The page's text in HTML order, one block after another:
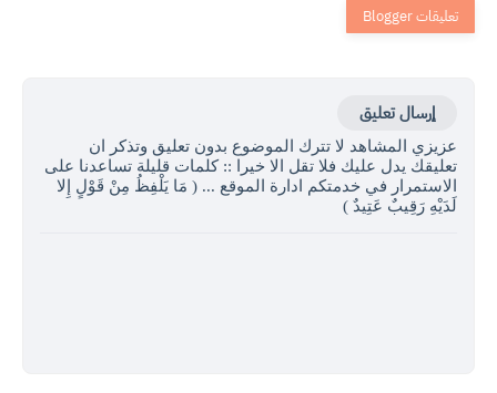
إرسال تعليق
عزيزي المشاهد لا تترك الموضوع بدون تعليق وتذكر ان
تعليقك يدل عليك فلا تقل الا خيرا :: كلمات قليلة تساعدنا على
الاستمرار في خدمتكم ادارة الموقع ... ( مَا يَلْفِظُ مِنْ قَوْلٍ إِلا
لَدَيْهِ رَقِيبٌ عَتِيدٌ )